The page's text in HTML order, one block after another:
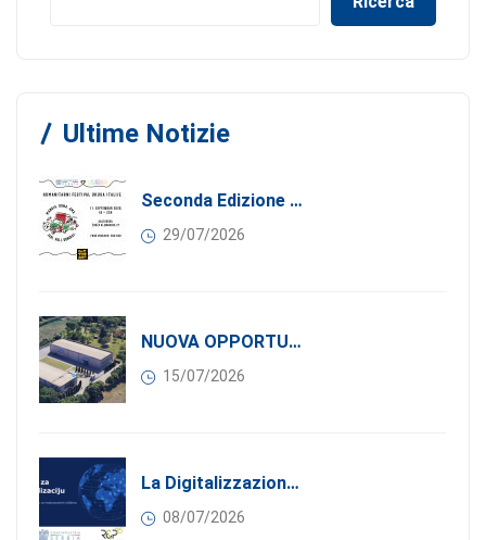
Ultime Notizie
Seconda Edizione Di MANGIA. DONA. AMA: Quando La Gastronomia Incontra La Solidarietà, 11 Settembre 2026
29/07/2026
NUOVA OPPORTUNITÀ DI BUSINESS PER I SOCI DI CONFINDUSTRIA SERBIA: Affitasi Un Moderno Capannone Industriale A Pančevo – 1.200 M² Nella Zona Industriale
15/07/2026
La Digitalizzazione Come Motore Dell’internazionalizzazione
08/07/2026